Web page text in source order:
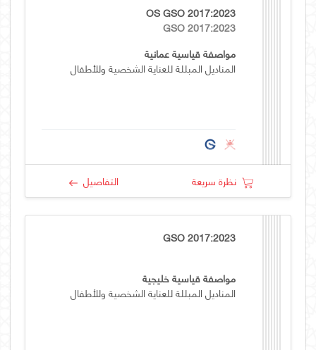
OS GSO 2017:2023
GSO 2017:2023
مواصفة قياسية عمانية
المناديل المبللة للعناية الشخصية وللأطفال
نظرة سريعة التفاصيل
GSO 2017:2023
مواصفة قياسية خليجية
المناديل المبللة للعناية الشخصية وللأطفال